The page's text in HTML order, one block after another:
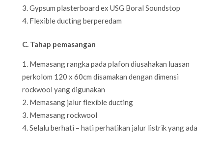
Gypsum plasterboard ex USG Boral Soundstop
Flexible ducting berperedam
C. Tahap pemasangan
Memasang rangka pada plafon diusahakan luasan
perkolom 120 x 60cm disamakan dengan dimensi
rockwool yang digunakan
Memasang jalur flexible ducting
Memasang rockwool
Selalu berhati – hati perhatikan jalur listrik yang ada